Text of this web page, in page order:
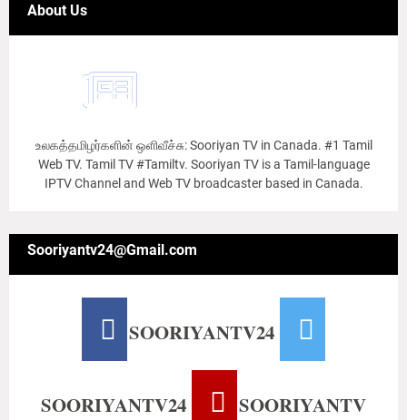
About Us
உலகத்தமிழர்களின் ஒளிவீச்சு: Sooriyan TV in Canada. #1 Tamil
Web TV. Tamil TV #Tamiltv. Sooriyan TV is a Tamil-language
IPTV Channel and Web TV broadcaster based in Canada.
Sooriyantv24@Gmail.com
SOORIYANTV24
SOORIYANTV24 SOORIYANTV